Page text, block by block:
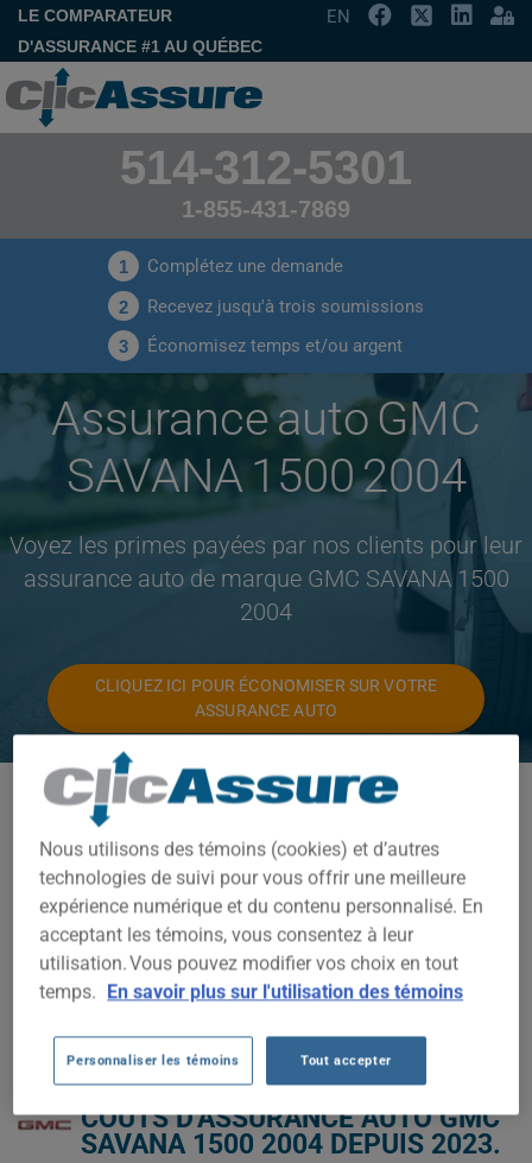
LE COMPARATEUR
D'ASSURANCE #1 AU QUÉBEC
EN
514-312-5301
1-855-431-7869
1 Complétez une demande
2 Recevez jusqu'à trois soumissions
3 Économisez temps et/ou argent
Assurance auto GMC
SAVANA 1500 2004
Voyez les primes payées par nos clients pour leur
assurance auto de marque GMC SAVANA 1500
2004
CLIQUEZ ICI POUR ÉCONOMISER SUR VOTRE
ASSURANCE AUTO
Modèles disponibles
SAVANA 1500
2004
Villes
COÛTS D'ASSURANCE AUTO GMC
SAVANA 1500 2004 DEPUIS 2023.
Nous utilisons des témoins (cookies) et d’autres
technologies de suivi pour vous offrir une meilleure
expérience numérique et du contenu personnalisé. En
acceptant les témoins, vous consentez à leur
utilisation. Vous pouvez modifier vos choix en tout
temps. En savoir plus sur l'utilisation des témoins
Personnaliser les témoins Tout accepter